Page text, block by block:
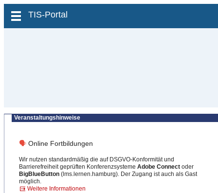
zum Inhalt wechseln
TIS-Portal
Veranstaltungshinweise
🗣 Online Fortbildungen
Wir nutzen standardmäßig die auf DSGVO-Konformität und
Barrierefreiheit geprüften Konferenzsysteme Adobe Connect oder
BigBlueButton (lms.lernen.hamburg). Der Zugang ist auch als Gast
möglich.
Weitere Informationen